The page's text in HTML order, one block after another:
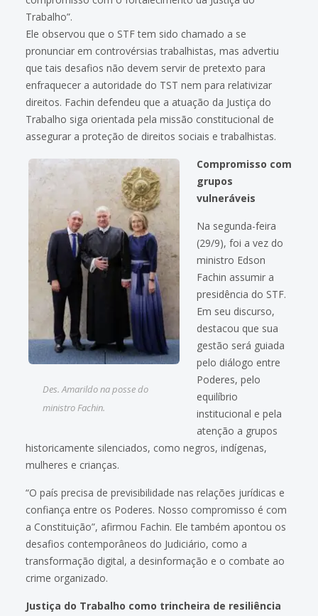
Trabalho”.
Ele observou que o STF tem sido chamado a se
pronunciar em controvérsias trabalhistas, mas advertiu
que tais desafios não devem servir de pretexto para
enfraquecer a autoridade do TST nem para relativizar
direitos. Fachin defendeu que a atuação da Justiça do
Trabalho siga orientada pela missão constitucional de
assegurar a proteção de direitos sociais e trabalhistas.
Des. Amarildo na posse do
ministro Fachin.
Compromisso com
grupos
vulneráveis
Na segunda-feira
(29/9), foi a vez do
ministro Edson
Fachin assumir a
presidência do STF.
Em seu discurso,
destacou que sua
gestão será guiada
pelo diálogo entre
Poderes, pelo
equilíbrio
institucional e pela
atenção a grupos
historicamente silenciados, como negros, indígenas,
mulheres e crianças.
“O país precisa de previsibilidade nas relações jurídicas e
confiança entre os Poderes. Nosso compromisso é com
a Constituição”, afirmou Fachin. Ele também apontou os
desafios contemporâneos do Judiciário, como a
transformação digital, a desinformação e o combate ao
crime organizado.
Justiça do Trabalho como trincheira de resiliência